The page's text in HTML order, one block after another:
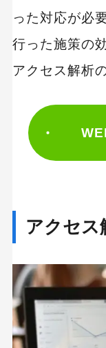
った対応が必
行った施策の
アクセス解析
アクセス